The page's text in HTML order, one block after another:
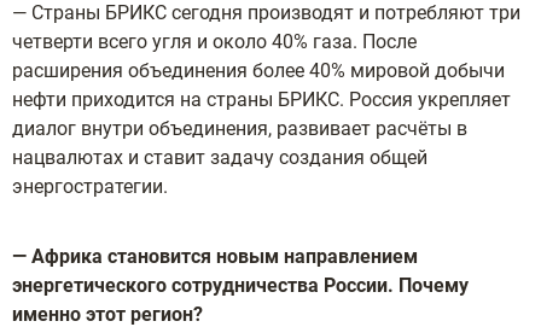
— Страны БРИКС сегодня производят и потребляют три
четверти всего угля и около 40% газа. После
расширения объединения более 40% мировой добычи
нефти приходится на страны БРИКС. Россия укрепляет
диалог внутри объединения, развивает расчёты в
нацвалютах и ставит задачу создания общей
энергостратегии.
— Африка становится новым направлением
энергетического сотрудничества России. Почему
именно этот регион?